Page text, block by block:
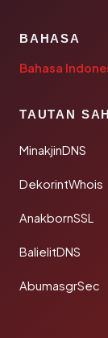
BAHASA
Bahasa
TAUTAN
MinakjinDNS
DekorintWhois
AnakbornSSL
BalielitDNS
AbumasgrSec